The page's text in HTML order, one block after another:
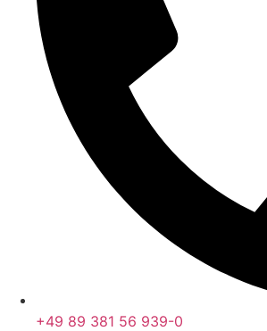
+49 89 381 56 939-0